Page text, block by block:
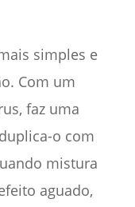
simples e
Com um
faz uma
o com
mistura
aguado,